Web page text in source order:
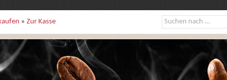
» Zur Kasse